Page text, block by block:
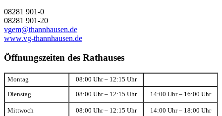
08281 901-0
08281 901-20
vgem@thannhausen.de
www.vg-thannhausen.de
Öffnungszeiten des Rathauses
Montag 08:00 Uhr – 12:15 Uhr
Dienstag 08:00 Uhr – 12:15 Uhr 14:00 Uhr – 16:00 Uhr
Mittwoch 08:00 Uhr – 12:15 Uhr 14:00 Uhr – 18:00 Uhr